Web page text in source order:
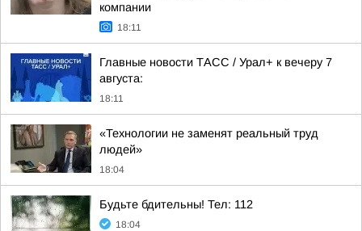
компании
18:11
Главные новости ТАСС / Урал+ к вечеру 7
августа:
18:11
«Технологии не заменят реальный труд
людей»
18:04
Будьте бдительны! Тел: 112
18:04